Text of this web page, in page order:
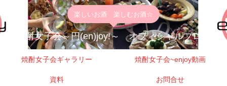
楽しいお酒 楽しむお酒☆
焼酎女子会～円(en)joy!～ オフィシャルブログ
焼酎女子会ギャラリー 焼酎女子会~enjoy動画
資料 お問合せ